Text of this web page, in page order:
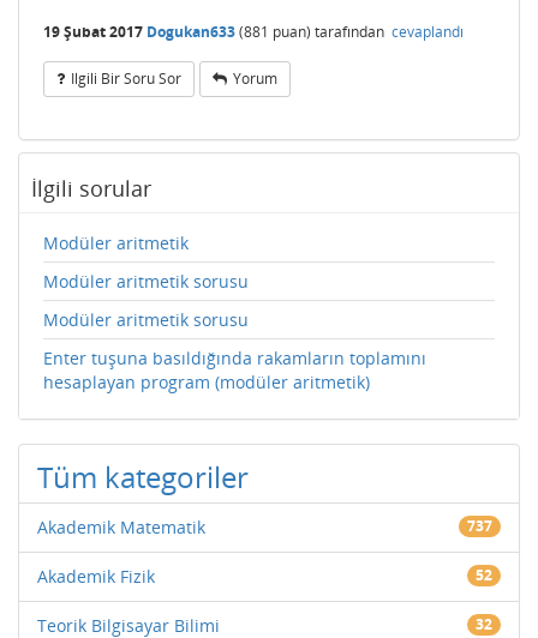
19 Şubat 2017 Dogukan633(881 puan) tarafından cevaplandı
Ilgili Bir Soru Sor Yorum
İlgili sorular
Modüler aritmetik
Modüler aritmetik sorusu
Modüler aritmetik sorusu
Enter tuşuna basıldığında rakamların toplamını
hesaplayan program (modüler aritmetik)
Tüm kategoriler
Akademik Matematik 737
Akademik Fizik 52
Teorik Bilgisayar Bilimi 32